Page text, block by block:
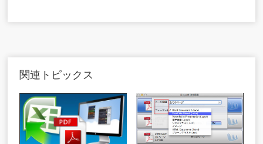
関連トピックス